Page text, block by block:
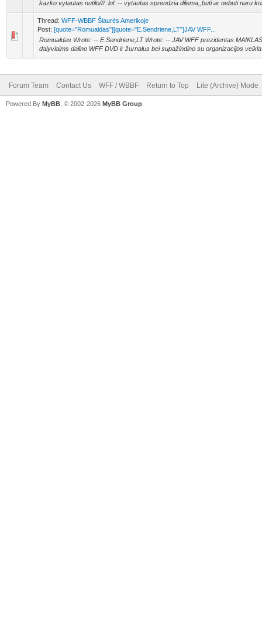
kazko vytautas nutilo/// :lol: -- vytautas sprendzia dilema,,buti ar nebuti naru
Thread: WFF-WBBF Šiaurės Amerikoje
Post: [quote="Romualdas"][quote="E.Sendriene,LT"]JAV WFF...
Romualdas Wrote: -- E.Sendriene,LT Wrote: -- JAV WFF prezidentas
dalyviaims dalino WFF DVD ir žurnalus bei supažindino su organizacijos
Forum Team Contact Us WFF / WBBF Return to Top Lite (Archive) Mode
Powered By MyBB , © 2002-2026 MyBB Group